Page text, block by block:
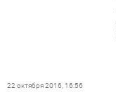
22 октября 2016, 16:56